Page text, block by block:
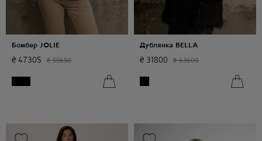
Бомбер JOLIE
₴ 47305 ₴ 55650
Дублянка BELLA
₴ 31800 ₴ 63600